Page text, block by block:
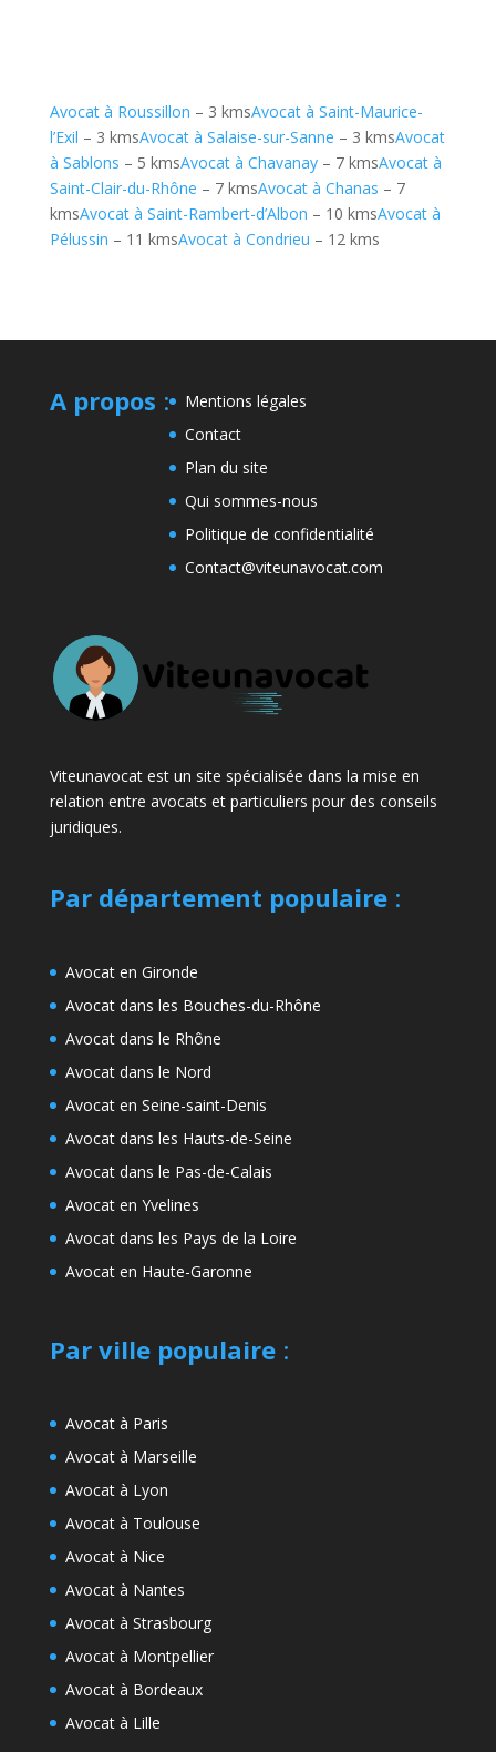
Avocat à Roussillon – 3 kmsAvocat à Saint-Maurice-
l’Exil – 3 kmsAvocat à Salaise-sur-Sanne – 3 kmsAvocat
à Sablons – 5 kmsAvocat à Chavanay– 7 kmsAvocat à
Saint-Clair-du-Rhône – 7 kmsAvocat à Chanas – 7
kmsAvocat à Saint-Rambert-d’Albon – 10 kmsAvocat à
Pélussin – 11 kmsAvocat à Condrieu – 12 kms
A propos :
Mentions légales
Contact
Plan du site
Qui sommes-nous
Politique de confidentialité
Contact@viteunavocat.com
Viteunavocat est un site spécialisée dans la mise en
relation entre avocats et particuliers pour des conseils
juridiques.
Par département populaire:
Avocat en Gironde
Avocat dans les Bouches-du-Rhône
Avocat dans le Rhône
Avocat dans le Nord
Avocat en Seine-saint-Denis
Avocat dans les Hauts-de-Seine
Avocat dans le Pas-de-Calais
Avocat en Yvelines
Avocat dans les Pays de la Loire
Avocat en Haute-Garonne
Par ville populaire:
Avocat à Paris
Avocat à Marseille
Avocat à Lyon
Avocat à Toulouse
Avocat à Nice
Avocat à Nantes
Avocat à Strasbourg
Avocat à Montpellier
Avocat à Bordeaux
Avocat à Lille